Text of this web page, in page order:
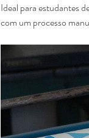
Ideal para estudantes
com um processo